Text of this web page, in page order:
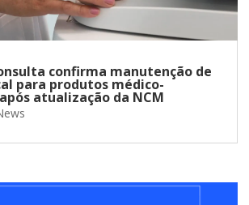
confirma manutenção de
para produtos médico-
atualização da NCM